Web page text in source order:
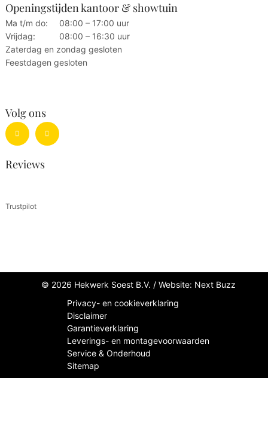
Openingstijden kantoor & showtuin
Ma t/m do:
08:00 – 17:00 uur
Vrijdag:
08:00 – 16:30 uur
Zaterdag en zondag gesloten
Feestdagen gesloten
Volg ons
Reviews
Trustpilot
© 2026 Hekwerk Soest B.V. / Website: Next Buzz
Privacy- en cookieverklaring
Disclaimer
Garantieverklaring
Leverings- en montagevoorwaarden
Service & Onderhoud
Sitemap